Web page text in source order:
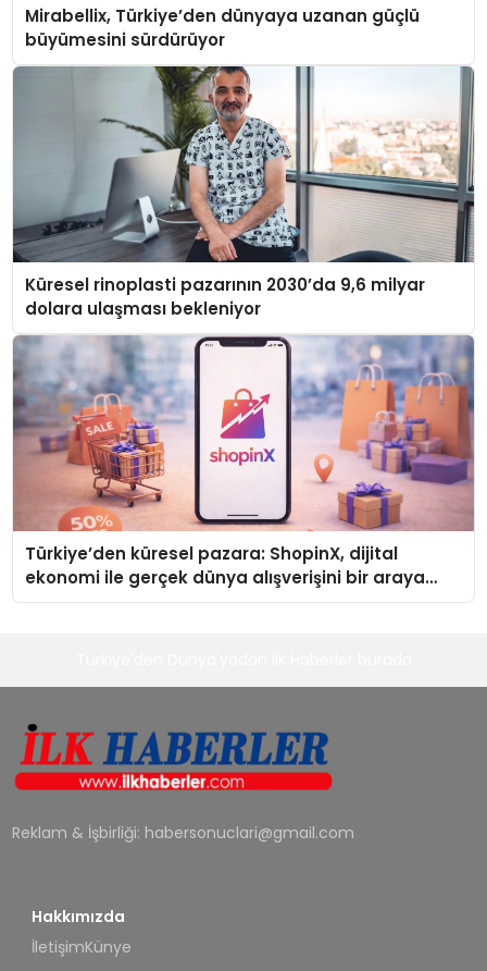
Mirabellix, Türkiye’den dünyaya uzanan güçlü
büyümesini sürdürüyor
Küresel rinoplasti pazarının 2030’da 9,6 milyar
dolara ulaşması bekleniyor
Türkiye’den küresel pazara: ShopinX, dijital
ekonomi ile gerçek dünya alışverişini bir araya
getirmeyi hedefliyor
Reklam & İşbirliği: habersonuclari@gmail.com
Hakkımızda
İletişimKünye